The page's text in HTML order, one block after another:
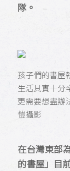
隊。
孩子們的書屋
生活其實十分
更需要想盡辦
愷攝影
在台灣東部
的書屋」目